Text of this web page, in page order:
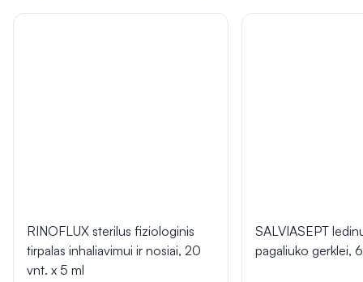
RINOFLUX sterilus fiziologinis
tirpalas inhaliavimui ir nosiai, 20
vnt. x 5 ml
SALVIASEPT
pagaliuko gerklei,